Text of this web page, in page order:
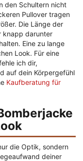
den Schultern nicht
Pullover tragen
Die Länge der
knapp darunter
Eine zu lange
Look. Für eine
ich dir,
auf dein Körpergefühl
Kaufberatung für
die Optik, sondern
deiner